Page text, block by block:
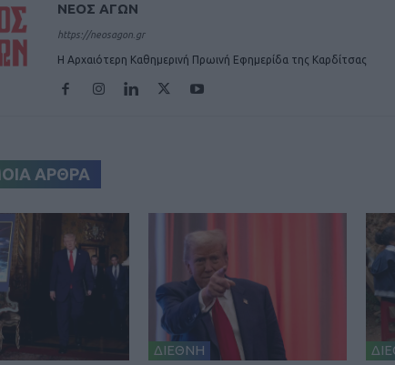
ΝΕΟΣ ΑΓΩΝ
https://neosagon.gr
Η Αρχαιότερη Καθημερινή Πρωινή Εφημερίδα της Καρδίτσας
ΑΡΘΡΑ
ΔΙΕΘΝΗ